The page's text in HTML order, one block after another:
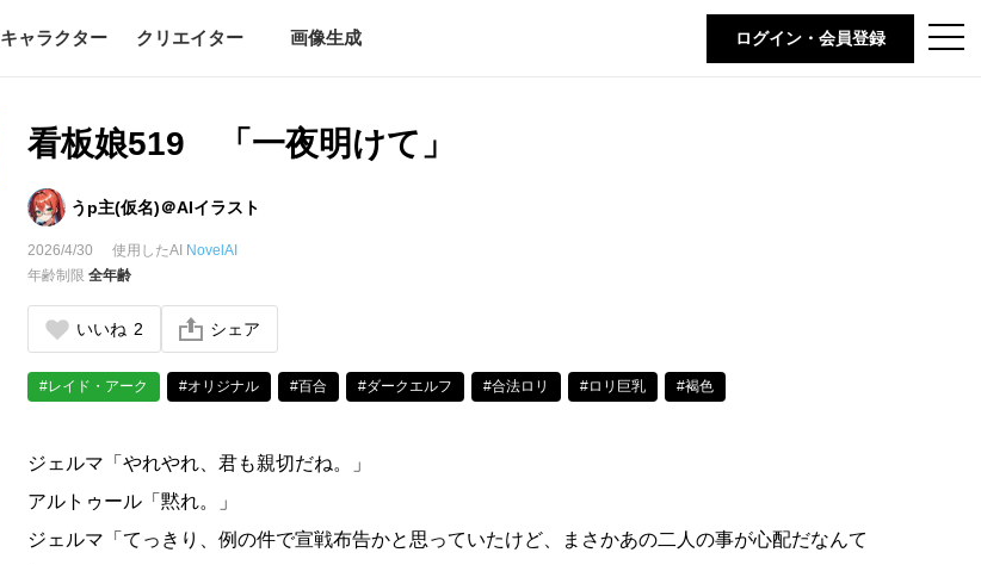
t
o
キャラクター クリエイター 画像生成 ログイン・会員登録
看板娘519 「一夜明けて」
うp主(仮名)＠AIイラスト
2026/4/30 使用したAI NovelAI
年齢制限全年齢
いいね 2 シェア
#レイド・アーク #オリジナル #百合 #ダークエルフ #合法ロリ #ロリ巨乳 #褐色
ジェルマ「やれやれ、君も親切だね。」
アルトゥール「黙れ。」
ジェルマ「てっきり、例の件で宣戦布告かと思っていたけど、まさかあの二人の事が心配だなんて